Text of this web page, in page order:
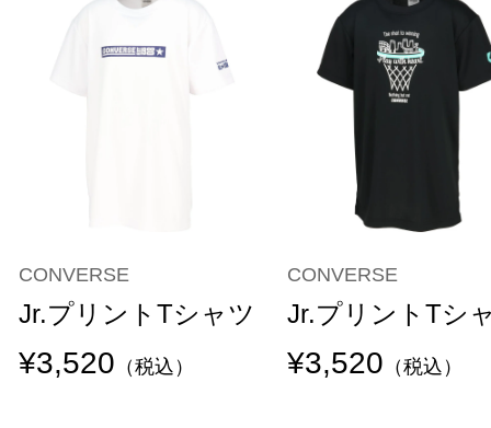
CONVERSE
Jr.プリントTシャツ
¥3,520 （税込）
CONVERSE
Jr.プリントTシ
¥3,520 （税込）